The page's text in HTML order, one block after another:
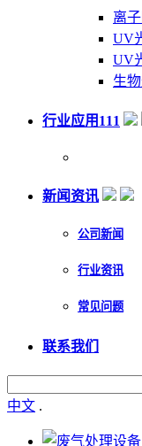
离
UV
UV
生
行业应用111
新闻资讯
公司新闻
行业资讯
常见问题
联系我们
中文 .